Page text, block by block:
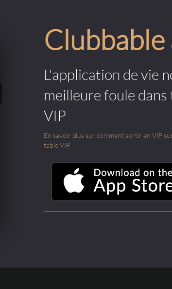
Clubbable
L'application de vie
meilleure foule
VIP
En savoir plus sur comment sortir en VIP
table VIP.